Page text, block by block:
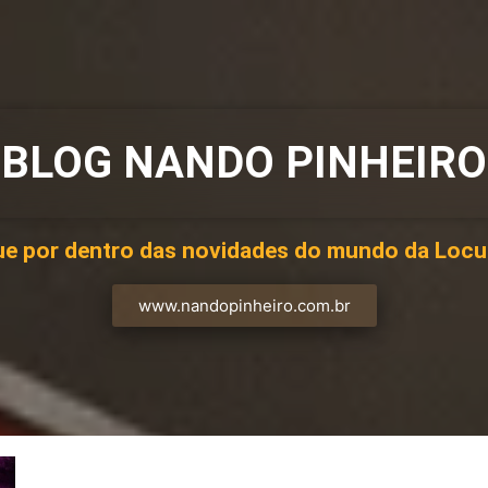
BLOG NANDO PINHEIRO
por dentro das novidades do mundo da
www.nandopinheiro.com.br